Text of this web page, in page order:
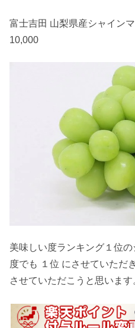
富士吉田 山梨県産シャイン
10,000
美味しい度ランキング１位
度でも １位 にさせていただ
させていただこうと思います